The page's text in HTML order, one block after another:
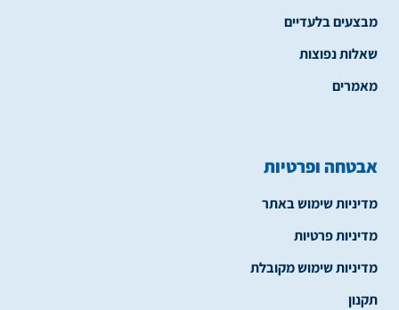
מבצעים בלעדיים
שאלות נפוצות
מאמרים
אבטחה ופרטיות
מדיניות שימוש באתר
מדיניות פרטיות
מדיניות שימוש מקובלת
תקנון